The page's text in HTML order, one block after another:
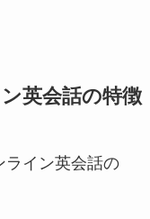
英会話の特徴
ライン英会話の